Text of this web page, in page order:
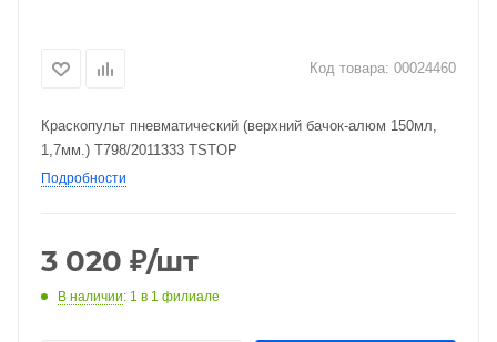
Код товара: 00024460
Краскопульт пневматический (верхний бачок-алюм 150мл,
1,7мм.) Т798/2011333 TSTOP
Подробности
3 020 ₽/шт
В наличии: 1 в 1 филиале